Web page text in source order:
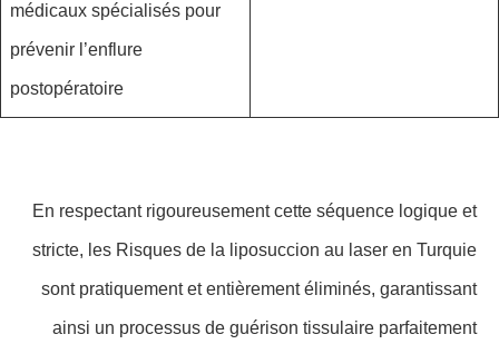
médicaux spécialisés pour
prévenir l’enflure
postopératoire
En respectant rigoureusement cette séquence logique et
stricte, les Risques de la liposuccion au laser en Turquie
sont pratiquement et entièrement éliminés, garantissant
ainsi un processus de guérison tissulaire parfaitement